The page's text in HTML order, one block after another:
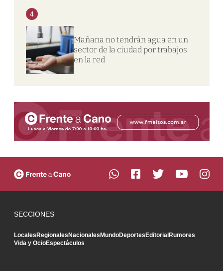
4
Mañana no tendrán agua en un
sector de la ciudad por trabajos
en la red
SECCIONES
LocalesRegionalesNacionalesMundoDeportesEditorialRumores
Vida y OcioEspectáculos